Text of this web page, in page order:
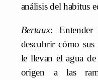
análisis del habitus
Bertaux: Entender
descubrir cómo
le llevan el agua
origen a las